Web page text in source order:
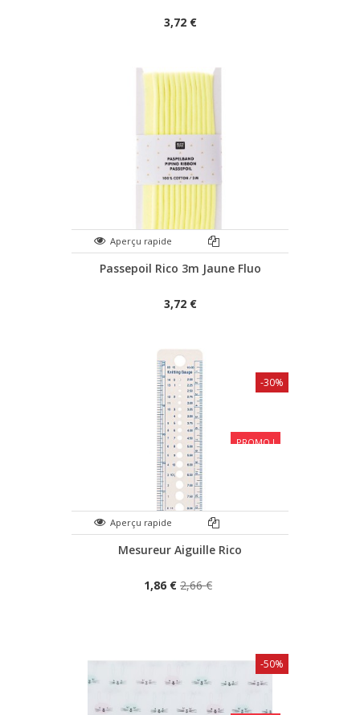
3,72 €
Aperçu rapide
Passepoil Rico 3m Jaune Fluo
3,72 €
PROMO !
Aperçu rapide
Mesureur Aiguille Rico
1,86 € 2,66 €
-30%
-50%